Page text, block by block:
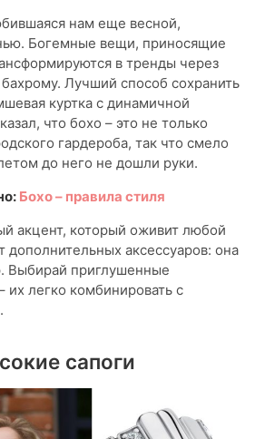
нам еще весной,
Богемные вещи, приносящие
в тренды через
Лучший способ сохранить
куртка с динамичной
что бохо – это не только
гардероба, так что смело
до него не дошли руки.
Бохо – правила стиля
акцент, который оживит любой
дополнительных аксессуаров: она
Выбирай приглушенные
их легко комбинировать с
сапоги